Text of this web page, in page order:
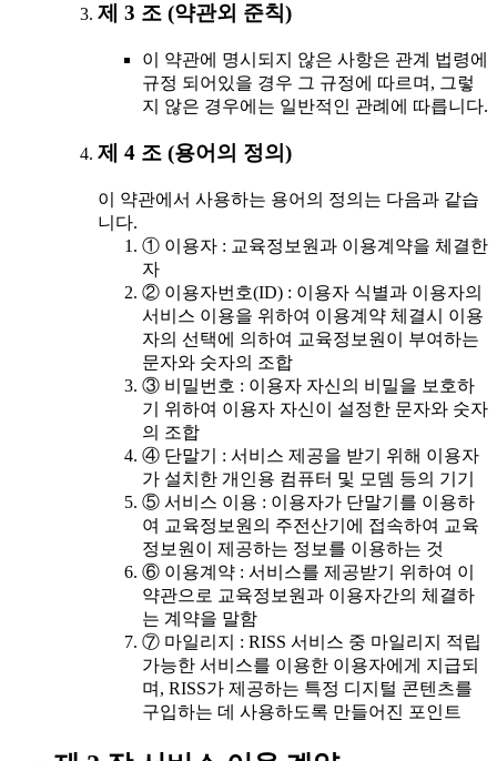
제 3 조 (약관외 준칙)
이 약관에 명시되지 않은 사항은 관계 법령에
규정 되어있을 경우 그 규정에 따르며, 그렇
지 않은 경우에는 일반적인 관례에 따릅니다.
제 4 조 (용어의 정의)
이 약관에서 사용하는 용어의 정의는 다음과 같습
니다.
① 이용자 : 교육정보원과 이용계약을 체결한
자
② 이용자번호(ID) : 이용자 식별과 이용자의
서비스 이용을 위하여 이용계약 체결시 이용
자의 선택에 의하여 교육정보원이 부여하는
문자와 숫자의 조합
③ 비밀번호 : 이용자 자신의 비밀을 보호하
기 위하여 이용자 자신이 설정한 문자와 숫자
의 조합
④ 단말기 : 서비스 제공을 받기 위해 이용자
가 설치한 개인용 컴퓨터 및 모뎀 등의 기기
⑤ 서비스 이용 : 이용자가 단말기를 이용하
여 교육정보원의 주전산기에 접속하여 교육
정보원이 제공하는 정보를 이용하는 것
⑥ 이용계약 : 서비스를 제공받기 위하여 이
약관으로 교육정보원과 이용자간의 체결하
는 계약을 말함
⑦ 마일리지 : RISS 서비스 중 마일리지 적립
가능한 서비스를 이용한 이용자에게 지급되
며, RISS가 제공하는 특정 디지털 콘텐츠를
구입하는 데 사용하도록 만들어진 포인트